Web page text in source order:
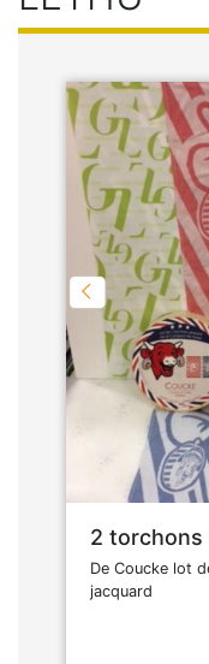
2 torchons
De Coucke lot
jacquard